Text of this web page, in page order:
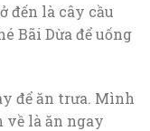
đến là cây cầu
Bãi Dừa để uống
để ăn trưa. Mình
về là ăn ngay